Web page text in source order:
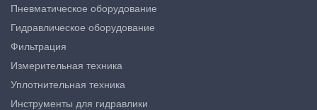
Пневматическое оборудование
Гидравлическое оборудование
Фильтрация
Измерительная техника
Уплотнительная техника
Инструменты для гидравлики